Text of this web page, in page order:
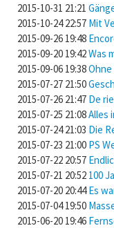
2015-10-31 21:21
2015-10-24 22:57 Mit
2015-09-26 19:48
2015-09-20 19:42Was
2015-09-06 19:38
2015-07-27 21:50
2015-07-26 21:47 De
2015-07-25 21:08Alles
2015-07-24 21:03 Die
2015-07-23 21:00 PS
2015-07-22 20:57
2015-07-21 20:52 100
2015-07-20 20:44 Es
2015-07-04 19:50
2015-06-20 19:46